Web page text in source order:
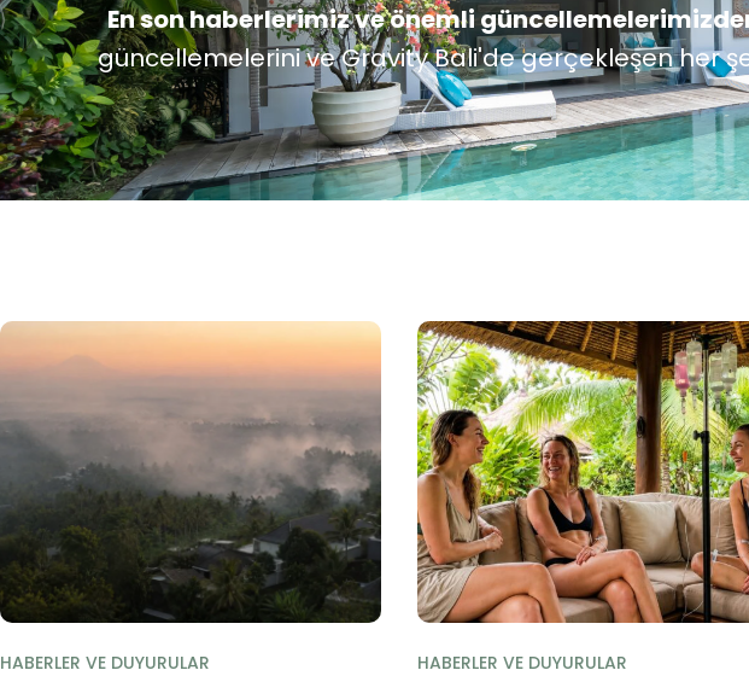
En son haberlerimiz ve önemli
güncellemelerini ve Gravity Bali'de gerçekleşen her
HABERLER VE DUYURULAR HABERLER VE DUYURULAR